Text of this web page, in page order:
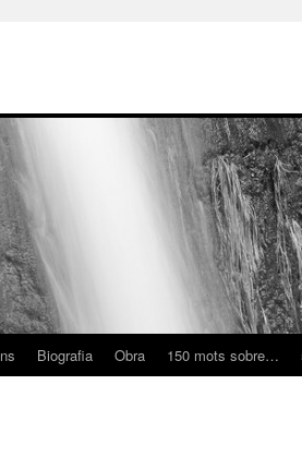
Biografia Obra 150 mots sobre…